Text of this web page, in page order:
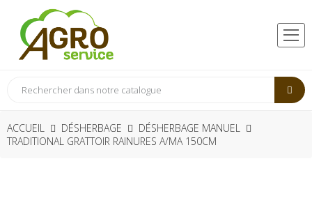
ACCUEIL DÉSHERBAGE
DÉSHERBAGE MANUEL
TRADITIONAL GRATTOIR RAINURES A/MA 150CM